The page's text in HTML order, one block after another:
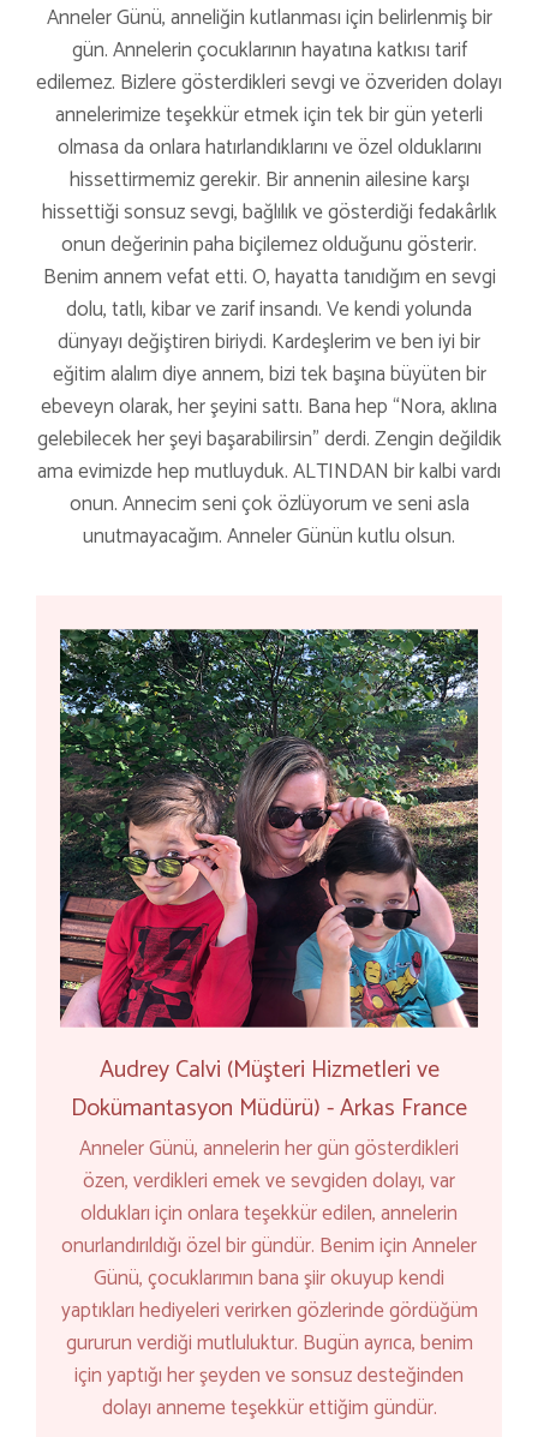
Anneler Günü, anneliğin kutlanması için belirlenmiş bir
gün. Annelerin çocuklarının hayatına katkısı tarif
edilemez. Bizlere gösterdikleri sevgi ve özveriden dolayı
annelerimize teşekkür etmek için tek bir gün yeterli
olmasa da onlara hatırlandıklarını ve özel olduklarını
hissettirmemiz gerekir. Bir annenin ailesine karşı
hissettiği sonsuz sevgi, bağlılık ve gösterdiği fedakârlık
onun değerinin paha biçilemez olduğunu gösterir.
Benim annem vefat etti. O, hayatta tanıdığım en sevgi
dolu, tatlı, kibar ve zarif insandı. Ve kendi yolunda
dünyayı değiştiren biriydi. Kardeşlerim ve ben iyi bir
eğitim alalım diye annem, bizi tek başına büyüten bir
ebeveyn olarak, her şeyini sattı. Bana hep “Nora, aklına
gelebilecek her şeyi başarabilirsin” derdi. Zengin değildik
ama evimizde hep mutluyduk. ALTINDAN bir kalbi vardı
onun. Annecim seni çok özlüyorum ve seni asla
unutmayacağım. Anneler Günün kutlu olsun.
Audrey Calvi (Müşteri Hizmetleri ve
Dokümantasyon Müdürü) - Arkas France
Anneler Günü, annelerin her gün gösterdikleri
özen, verdikleri emek ve sevgiden dolayı, var
oldukları için onlara teşekkür edilen, annelerin
onurlandırıldığı özel bir gündür. Benim için Anneler
Günü, çocuklarımın bana şiir okuyup kendi
yaptıkları hediyeleri verirken gözlerinde gördüğüm
gururun verdiği mutluluktur. Bugün ayrıca, benim
için yaptığı her şeyden ve sonsuz desteğinden
dolayı anneme teşekkür ettiğim gündür.